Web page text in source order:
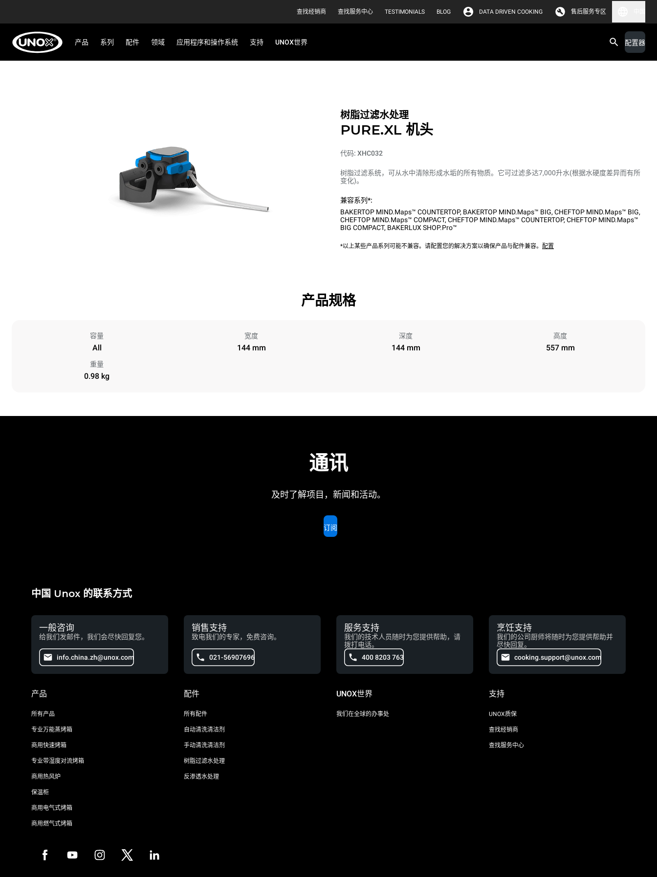
查找经销商 查找服务中心 TESTIMONIALS BLOG DATA DRIVEN COOKING 售后服务专区
产品 系列 配件 领域 应用程序和操作系统 支持 UNOX世界 配置器
树脂过滤水处理
PURE.XL 机头
代码: XHC032
树脂过滤系统，可从水中清除形成水垢的所有物质。它可过滤多达7,000升水(根据水硬度差异而有所
变化)。
兼容系列*:
BAKERTOP MIND.Maps™ COUNTERTOP, BAKERTOP MIND.Maps™ BIG, CHEFTOP MIND.Maps™ BIG,
CHEFTOP MIND.Maps™ COMPACT, CHEFTOP MIND.Maps™ COUNTERTOP, CHEFTOP MIND.Maps™
BIG COMPACT, BAKERLUX SHOP.Pro™
*以上某些产品系列可能不兼容。请配置您的解决方案以确保产品与配件兼容。 配置
产品规格
容量
All
宽度
144 mm
深度
144 mm
高度
557 mm
重量
0.98 kg
通讯
及时了解项目，新闻和活动。
订阅
中国 Unox 的联系方式
一般咨询
给我们发邮件，我们会尽快回复您。
info.china.zh@unox.com
销售支持
致电我们的专家，免费咨询。
021-56907696
服务支持
我们的技术人员随时为您提供帮助，请
拨打电话。
400 8203 763
烹饪支持
我们的公司厨师将随时为您提供帮助并
尽快回复。
cooking.support@unox.com
产品
所有产品
专业万能蒸烤箱
商用快速烤箱
专业带湿度对流烤箱
商用热风炉
保温柜
商用电气式烤箱
商用燃气式烤箱
配件
所有配件
自动清洗清洁剂
手动清洗清洁剂
树脂过滤水处理
反渗透水处理
UNOX世界
我们在全球的办事处
支持
UNOX质保
查找经销商
查找服务中心